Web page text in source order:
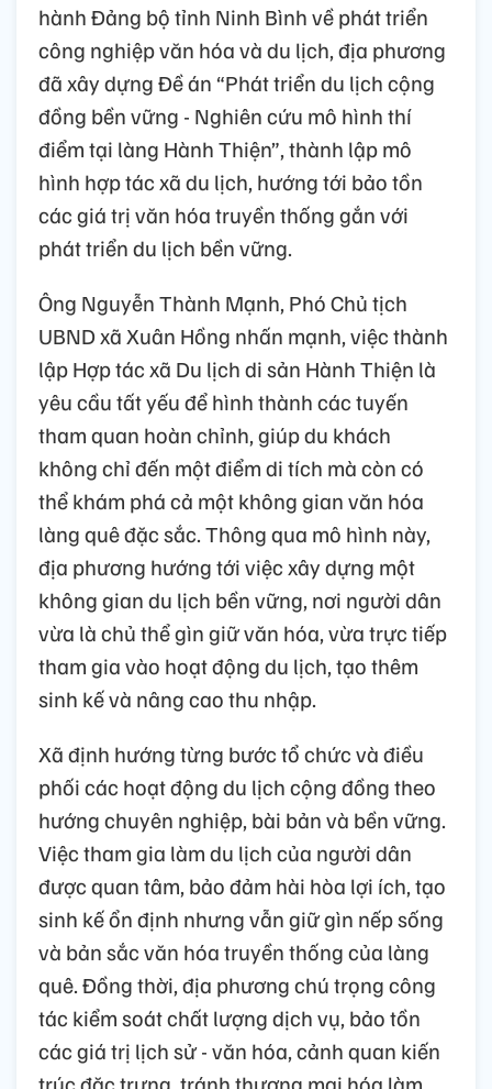
hành Đảng bộ tỉnh Ninh Bình về phát triển
công nghiệp văn hóa và du lịch, địa phương
đã xây dựng Đề án “Phát triển du lịch cộng
đồng bền vững - Nghiên cứu mô hình thí
điểm tại làng Hành Thiện”, thành lập mô
hình hợp tác xã du lịch, hướng tới bảo tồn
các giá trị văn hóa truyền thống gắn với
phát triển du lịch bền vững.
Ông Nguyễn Thành Mạnh, Phó Chủ tịch
UBND xã Xuân Hồng nhấn mạnh, việc thành
lập Hợp tác xã Du lịch di sản Hành Thiện là
yêu cầu tất yếu để hình thành các tuyến
tham quan hoàn chỉnh, giúp du khách
không chỉ đến một điểm di tích mà còn có
thể khám phá cả một không gian văn hóa
làng quê đặc sắc. Thông qua mô hình này,
địa phương hướng tới việc xây dựng một
không gian du lịch bền vững, nơi người dân
vừa là chủ thể gìn giữ văn hóa, vừa trực tiếp
tham gia vào hoạt động du lịch, tạo thêm
sinh kế và nâng cao thu nhập.
Xã định hướng từng bước tổ chức và điều
phối các hoạt động du lịch cộng đồng theo
hướng chuyên nghiệp, bài bản và bền vững.
Việc tham gia làm du lịch của người dân
được quan tâm, bảo đảm hài hòa lợi ích, tạo
sinh kế ổn định nhưng vẫn giữ gìn nếp sống
và bản sắc văn hóa truyền thống của làng
quê. Đồng thời, địa phương chú trọng công
tác kiểm soát chất lượng dịch vụ, bảo tồn
các giá trị lịch sử - văn hóa, cảnh quan kiến